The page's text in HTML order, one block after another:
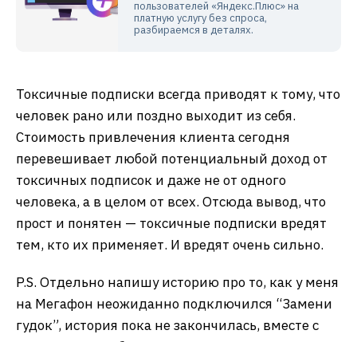
пользователей «Яндекс.Плюс» на
платную услугу без спроса,
разбираемся в деталях.
Токсичные подписки всегда приводят к тому, что
человек рано или поздно выходит из себя.
Стоимость привлечения клиента сегодня
перевешивает любой потенциальный доход от
токсичных подписок и даже не от одного
человека, а в целом от всех. Отсюда вывод, что
прост и понятен — токсичные подписки вредят
тем, кто их применяет. И вредят очень сильно.
P.S. Отдельно напишу историю про то, как у меня
на Мегафон неожиданно подключился “Замени
гудок”, история пока не закончилась, вместе с